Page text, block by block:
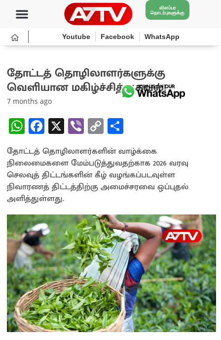
விளம்பர
தொடர்புகளுக்கு
Youtube Facebook WhatsApp
தோட்டத் தொழிலாளர்களுக்கு
வெளியான மகிழ்ச்சித் தகவல்!
7 months ago
W
h
at
sA
p
p
Fa
ce
b
o
o
k
X Vi
b
er
C
o
py
Li
n
ar
e
தோட்டத் தொழிலாளர்களின் வாழ்க்கை
நிலைமைகளை மேம்படுத்துவதற்காக 2026 வரவு
செலவுத் திட்டங்களின் கீழ் வழங்கப்படவுள்ள
நிவாரணத் திட்டத்திற்கு அமைச்சரவை ஒப்புதல்
அளித்துள்ளது.